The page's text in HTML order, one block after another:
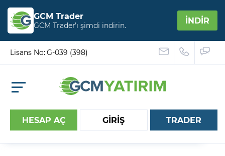
GCM Trader
GCM Trader’ı şimdi indirin. İNDİR
Lisans No: G-039 (398)
HESAP AÇ GİRİŞ TRADER